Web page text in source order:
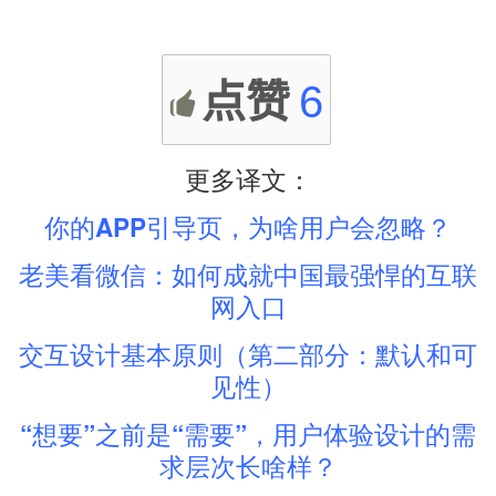
点赞 6
更多译文：
你的APP引导页，为啥用户会忽略？
老美看微信：如何成就中国最强悍的互联
网入口
交互设计基本原则（第二部分：默认和可
见性）
“想要”之前是“需要”，用户体验设计的需
求层次长啥样？